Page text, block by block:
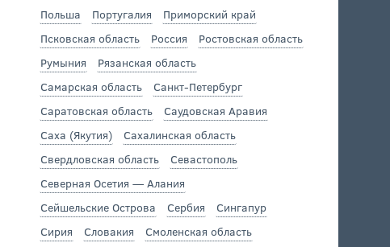
Польша
Португалия
Приморский край
Псковская область
Россия
Ростовская область
Румыния
Рязанская область
Самарская область
Санкт-Петербург
Саратовская область
Саудовская Аравия
Саха (Якутия)
Сахалинская область
Свердловская область
Севастополь
Северная Осетия — Алания
Сейшельские Острова
Сербия
Сингапур
Сирия
Словакия
Смоленская область